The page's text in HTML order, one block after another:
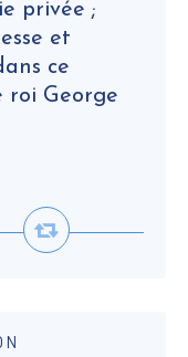
privée ;
et
ce
roi George